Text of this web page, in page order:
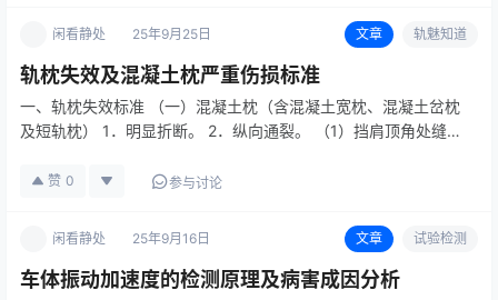
闲看静处 25年9月25日 文章 轨魅知道
轨枕失效及混凝土枕严重伤损标准
一、轨枕失效标准 （一）混凝土枕（含混凝土宽枕、混凝土岔枕
及短轨枕） 1．明显折断。 2．纵向通裂。 （1）挡肩顶角处缝
0.5mm）。 3．横裂（或斜裂）接近环状裂纹（残余裂缝宽度
赞 0 参与讨论
闲看静处 25年9月16日 文章 试验检测
车体振动加速度的检测原理及病害成因分析